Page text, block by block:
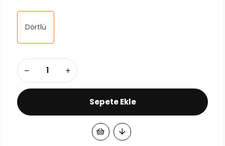
Dörtlü